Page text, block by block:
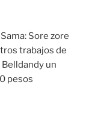
Sore zore
trabajos de
un
pesos